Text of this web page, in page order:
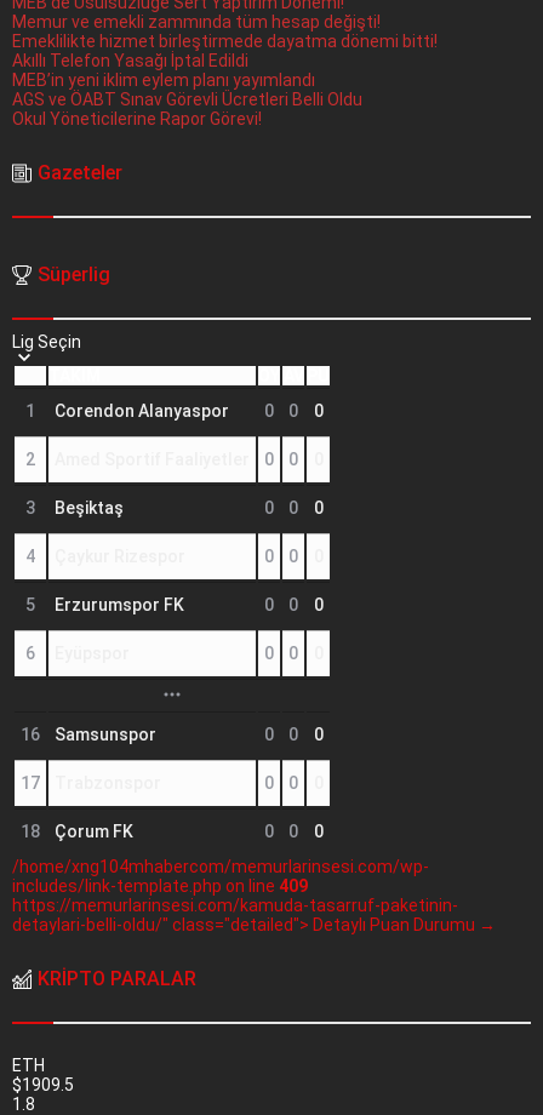
Memur ve emekli zammında tüm hesap değişti!
Emeklilikte hizmet birleştirmede dayatma dönemi bitti!
Akıllı Telefon Yasağı İptal Edildi
MEB’in yeni iklim eylem planı yayımlandı
AGS ve ÖABT Sınav Görevli Ücretleri Belli Oldu
Okul Yöneticilerine Rapor Görevi!
Gazeteler
Süperlig
Lig Seçin
1
Corendon Alanyaspor 0 0 0
2 0 0
3 Beşiktaş 0 0 0
4 0 0
5 Erzurumspor FK 0 0 0
6 0 0
16 Samsunspor 0 0 0
17 0 0
18 Çorum FK 0 0
0
/home/xng104mhabercom/memurlarinsesi.com/wp-
includes/link-template.php on line 409
https://memurlarinsesi.com/kamuda-tasarruf-paketinin-
detaylari-belli-oldu/" class="detailed"> Detaylı Puan Durumu →
KRİPTO PARALAR
ETH
$1909.5
1.8